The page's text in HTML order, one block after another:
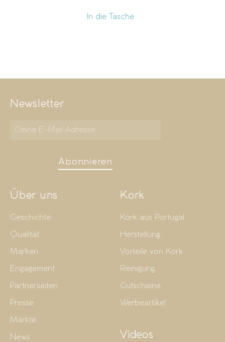
In die Tasche
Newsletter
Abonnieren
Über uns
Geschichte
Qualität
Marken
Engagement
Partnerseiten
Presse
Märkte
News
Kork
Kork aus Portugal
Herstellung
Vorteile von Kork
Reinigung
Gutscheine
Werbeartikel
Videos